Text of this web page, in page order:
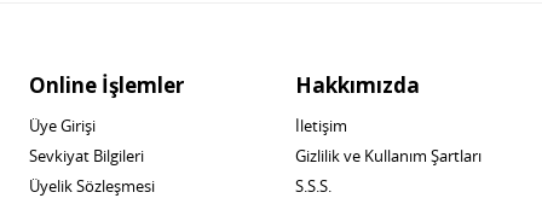
Online İşlemler
Üye Girişi
Sevkiyat Bilgileri
Üyelik Sözleşmesi
Hakkımızda
İletişim
Gizlilik ve Kullanım Şartları
S.S.S.